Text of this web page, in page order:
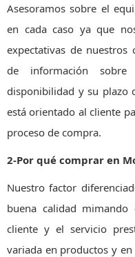
Asesoramos sobre el
en cada caso ya que
expectativas de
de información
disponibilidad y su plazo
está orientado al cliente
proceso de compra.
2-Por qué comprar en
Nuestro factor
buena calidad
cliente y el servicio
variada en productos y